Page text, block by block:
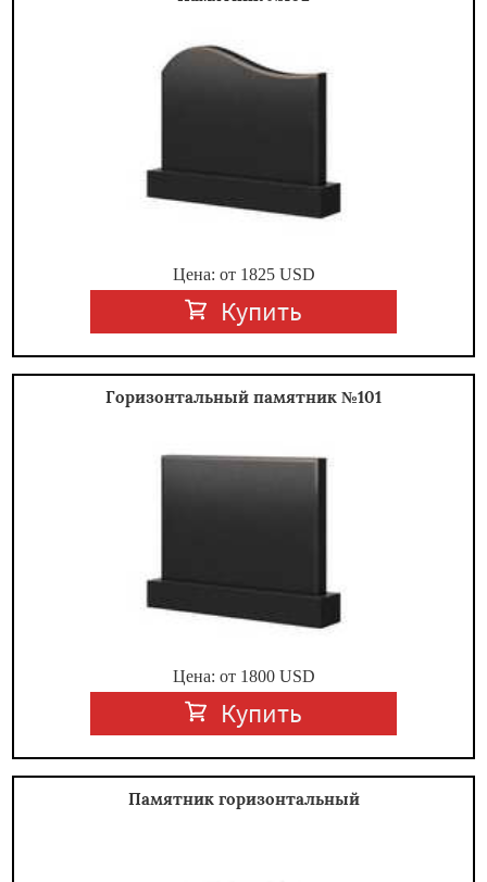
Цена: от 1825USD
Купить
Горизонтальный памятник №101
Цена: от 1800USD
Купить
Памятник горизонтальный